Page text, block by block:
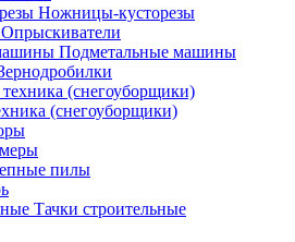
Ножницы-кусторезы
Опрыскиватели
Подметальные машины
(снегоуборщики)
пилы
Тачки строительные